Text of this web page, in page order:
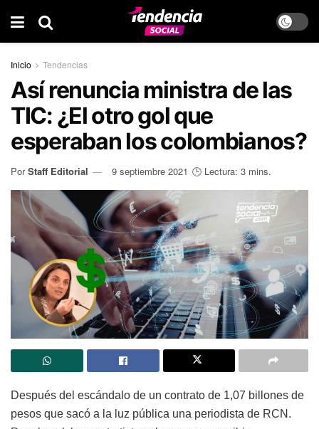
Inicio Tendencias
Así renuncia ministra de las
TIC: ¿El otro gol que
esperaban los colombianos?
Por Staff Editorial 9 septiembre 2021 🕒 Lectura: 3 mins.
Después del escándalo de un contrato de 1,07 billones de
pesos que sacó a la luz pública una periodista de RCN.